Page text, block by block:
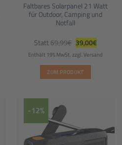
Faltbares Solarpanel 21 Watt
für Outdoor, Camping und
Notfall
Statt69,99€ Ursprünglicher
Preis
war:
69,99€
39,00€Aktueller
Preis
ist:
39,00€.
Enthält 19% MwSt.zzgl.Versand
ZUM PRODUKT
-12%